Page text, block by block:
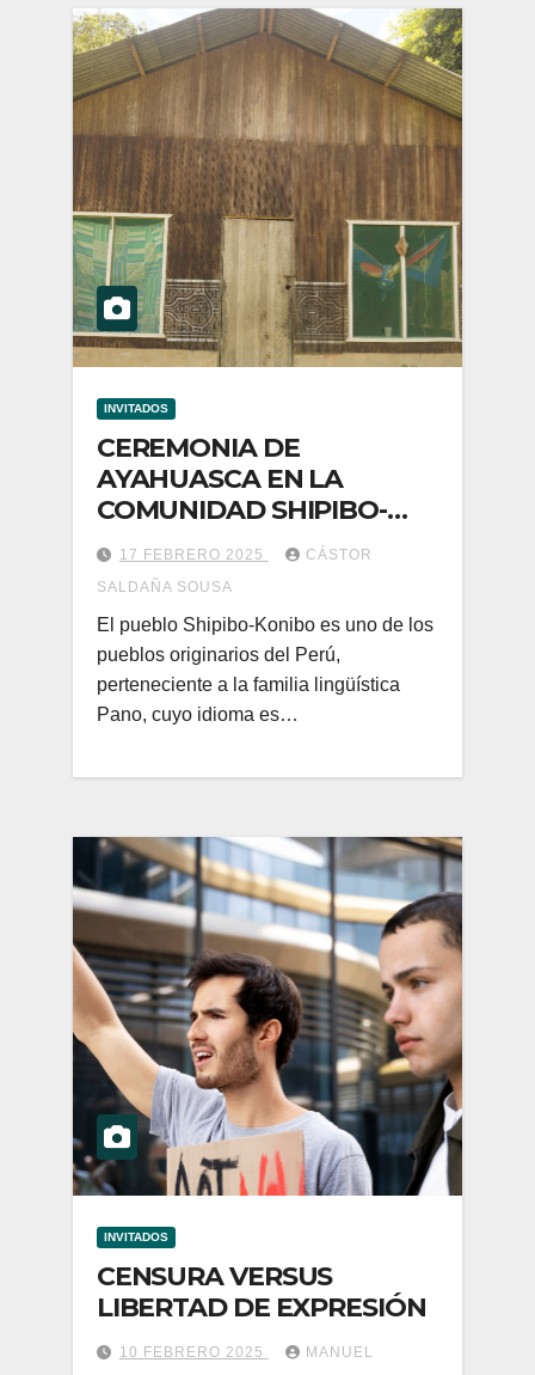
INVITADOS
CEREMONIA DE
AYAHUASCA EN LA
COMUNIDAD SHIPIBO-
KONIBO DE SAN
FRANCISCO-PUCALLPA
17 FEBRERO 2025
CÁSTOR
SALDAÑA SOUSA
El pueblo Shipibo-Konibo es uno de los
pueblos originarios del Perú,
perteneciente a la familia lingüística
Pano, cuyo idioma es…
INVITADOS
CENSURA VERSUS
LIBERTAD DE EXPRESIÓN
10 FEBRERO 2025 MANUEL